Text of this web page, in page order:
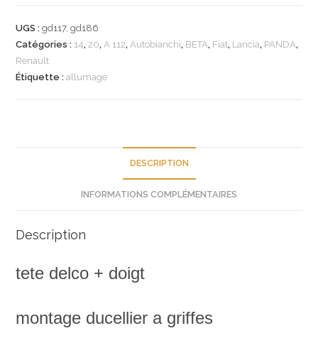
delco
doigt
neuve
UGS :gd117, gd186
Catégories : 14,20,A 112,Autobianchi, BETA, Fiat, Lancia, PANDA,
Renault
Étiquette :allumage
DESCRIPTION
INFORMATIONS COMPLÉMENTAIRES
Description
tete delco + doigt
montage ducellier a griffes